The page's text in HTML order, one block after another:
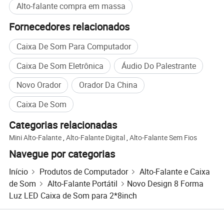
Perguntas mais frequentes sobre
Alto-falante compra em massa
Fornecedores relacionados
Caixa De Som Para Computador
Caixa De Som Eletrônica
Áudio Do Palestrante
Novo Orador
Orador Da China
Caixa De Som
Categorias relacionadas
Mini Alto-Falante,Alto-Falante Digital,Alto-Falante Sem Fios
Navegue por categorias
Início Produtos de Computador
Alto-Falante e Caixa
de Som
Alto-Falante Portátil
Novo Design 8 Forma
Luz LED Caixa de Som para 2*8inch